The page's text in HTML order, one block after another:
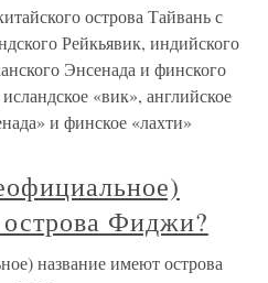
острова Тайвань с
Рейкьявик, индийского
Энсенада и финского
«вик», английское
и финское «лахти»
Фиджи?
название имеют острова